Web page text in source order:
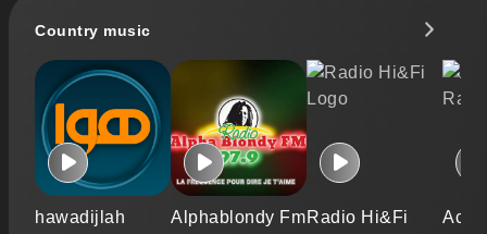
Country music
hawadijlah Alphablondy FmRadio Hi&Fi Ace